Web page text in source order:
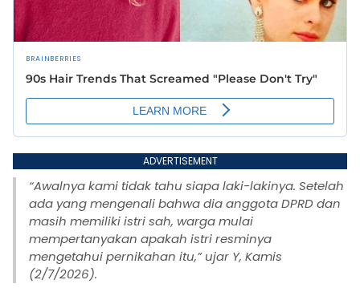
ADVERTISEMENT
“Awalnya kami tidak tahu siapa laki-lakinya. Setelah
ada yang mengenali bahwa dia anggota DPRD dan
masih memiliki istri sah, warga mulai
mempertanyakan apakah istri resminya
mengetahui pernikahan itu,” ujar Y, Kamis
(2/7/2026).